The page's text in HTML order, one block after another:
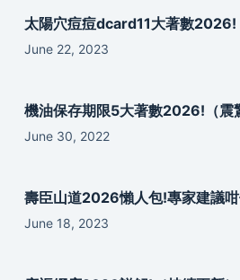
太陽穴痘痘dcard11大著數2026!
June 22, 2023
機油保存期限5大著數2026!（震
June 30, 2022
壽臣山道2026懶人包!專家建議
June 18, 2023